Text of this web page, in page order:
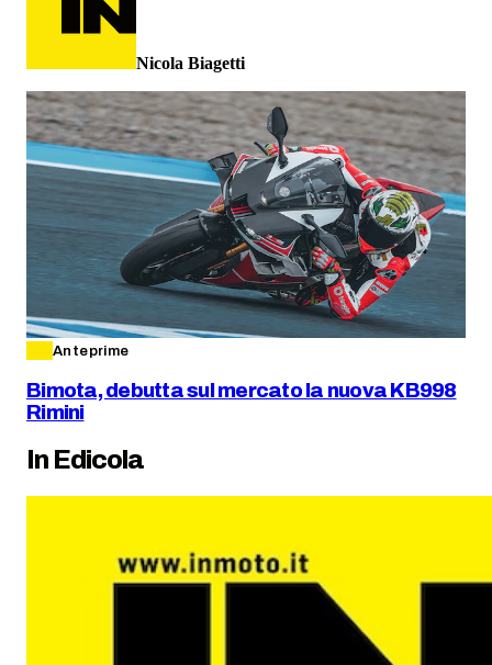
Nicola Biagetti
Anteprime
Bimota, debutta sul mercato la nuova KB998
Rimini
In Edicola